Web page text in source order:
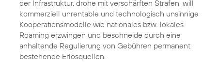
der Infrastruktur, drohe mit verschärften Strafen, will
kommerziell unrentable und technologisch unsinnige
Kooperationsmodelle wie nationales bzw. lokales
Roaming erzwingen und beschneide durch eine
anhaltende Regulierung von Gebühren permanent
bestehende Erlösquellen.